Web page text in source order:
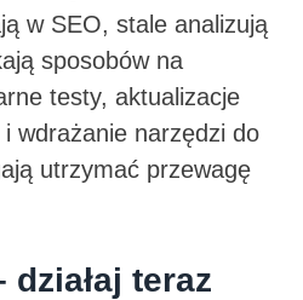
w SEO, stale analizują
sposobów na
testy, aktualizacje
wdrażanie narzędzi do
utrzymać przewagę
działaj teraz